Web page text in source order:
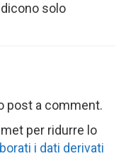
solo
post a comment.
per ridurre lo
i dati derivati